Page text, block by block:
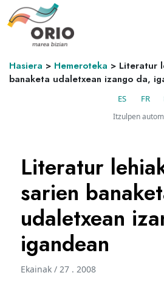
Hasiera > Hemeroteka > Literatur
banaketa udaletxean izango da,
ES FR
Itzulpen
Literatur
sarien
udaletxean
igandean
Ekainak / 27 . 2008